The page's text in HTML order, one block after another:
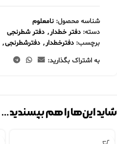
شناسه محصول: نامعلوم
دسته: دفتر خطدار, دفتر شطرنجی
برچسب: دفترخطدار, دفترشطرنجی,
به اشتراک بگذارید:
شاید این‌ها را هم بپسندید…